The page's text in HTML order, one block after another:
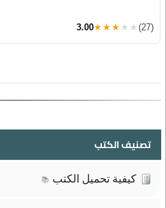
3.00★★★★★ (27)
تصنيف الكتب
كيفية تحميل الكتب 📚